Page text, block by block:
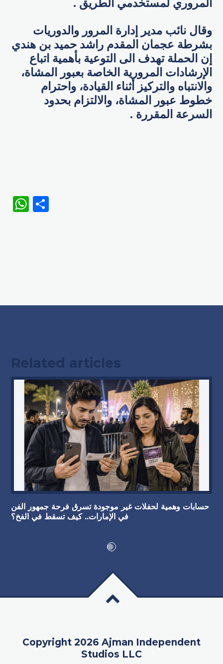
المروري لمستخدمي الطريق .
وقال نائب مدير إدارة المرور والدوريات
بشرطة عجمان المقدم راشد حميد بن هندي
إن الحملة تهدف الى التوعية بأهمية اتباع
الإرشادات المرورية الخاصة بعبور المشاة،
والانتباه والتركيز أثناء القيادة، واحترام
خطوط عبور المشاة، والالتزام بحدود
السرعة المقررة .
WhatsApp
Related articles
حسابات وهمية لحفلات غير موجودة تسرق فرحة جمهور الفن
في الإمارات.. كيف تسقط في الفخ؟
Copyright 2026 Ajman Independent
Studios LLC